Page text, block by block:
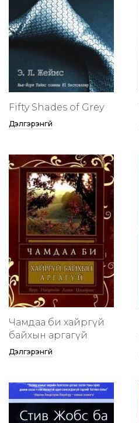
Fifty Shades of Grey
Дэлгэрэнгүй
Чамдаа би хайргүй
байхын аргагүй
Дэлгэрэнгүй